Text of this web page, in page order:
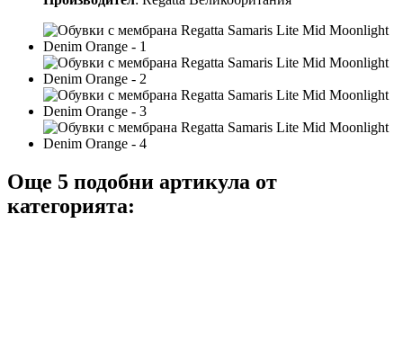
Още 5 подобни артикула от
категорията: